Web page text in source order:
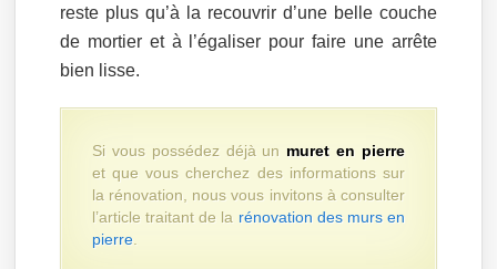
reste plus qu’à la recouvrir d’une belle couche
de mortier et à l’égaliser pour faire une arrête
bien lisse.
Si vous possédez déjà un muret en pierre
et que vous cherchez des informations sur
la rénovation, nous vous invitons à consulter
l’article traitant de la rénovation des murs en
pierre